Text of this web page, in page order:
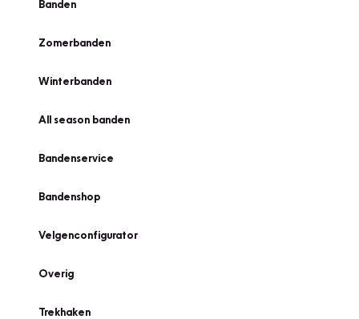
Banden
Zomerbanden
Winterbanden
All season banden
Bandenservice
Bandenshop
Velgenconfigurator
Overig
Trekhaken